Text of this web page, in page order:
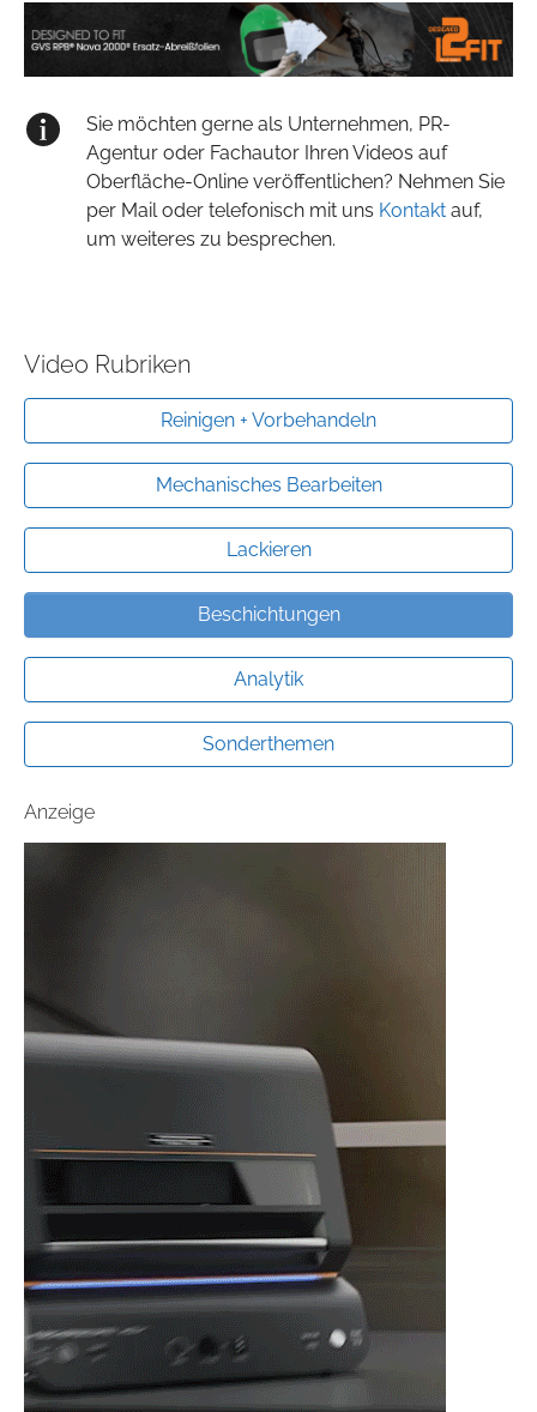
Sie möchten gerne als Unternehmen, PR-
Agentur oder Fachautor Ihren Videos auf
Oberfläche-Online veröffentlichen? Nehmen Sie
per Mail oder telefonisch mit uns Kontakt auf,
um weiteres zu besprechen.
Video Rubriken
Reinigen + Vorbehandeln
Mechanisches Bearbeiten
Lackieren
Beschichtungen
Analytik
Sonderthemen
Anzeige